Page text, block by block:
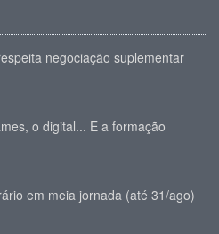
negociação suplementar
o digital... E a formação
em meia jornada (até 31/ago)